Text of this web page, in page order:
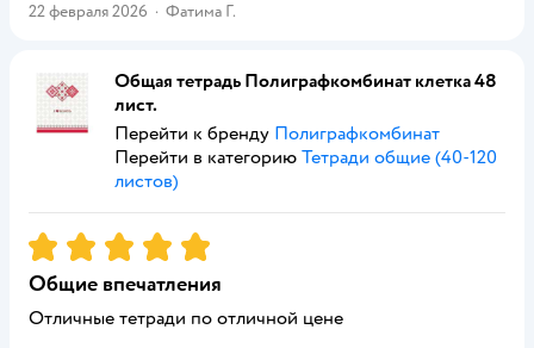
22 февраля 2026 · Фатима Г.
Общая тетрадь Полиграфкомбинат клетка 48
лист.
Перейти к бренду Полиграфкомбинат
Перейти в категорию Тетради общие (40-120
листов)
Рейтинг:5
Общие впечатления
Отличные тетради по отличной цене